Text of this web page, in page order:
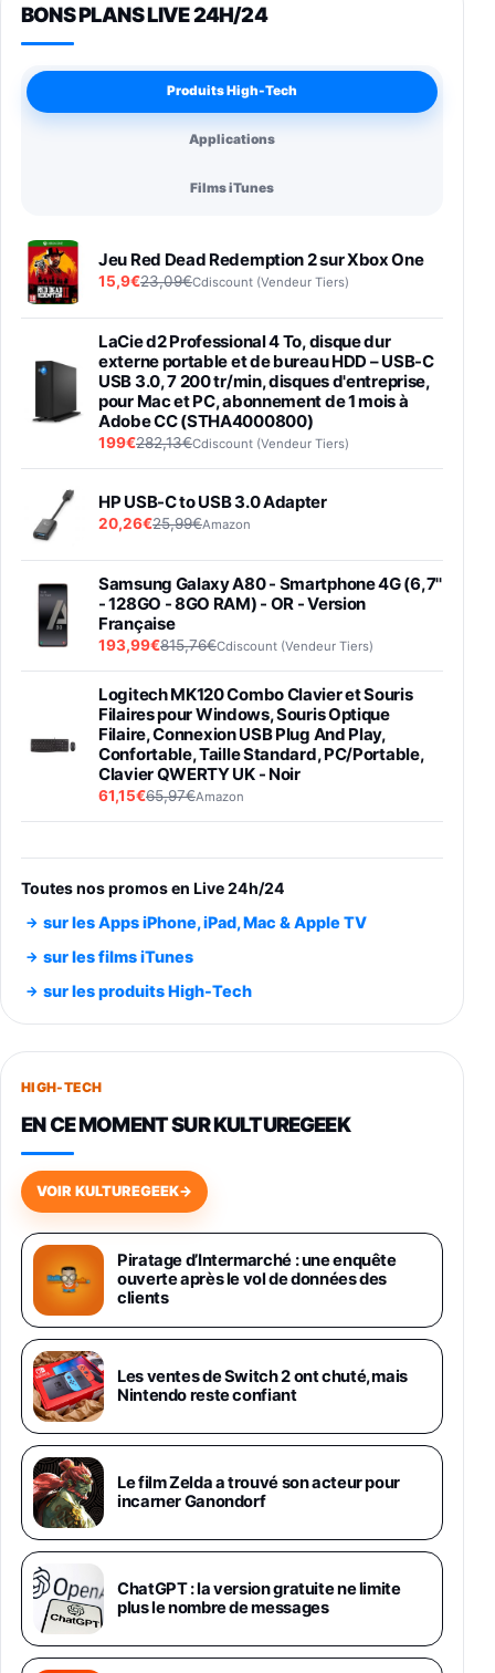
BONS PLANS LIVE 24H/24
Produits High-Tech
Applications
Films iTunes
Jeu Red Dead Redemption 2 sur Xbox One
15,9€23,09€Cdiscount (Vendeur Tiers)
LaCie d2 Professional 4 To, disque dur
externe portable et de bureau HDD – USB-C
USB 3.0, 7 200 tr/min, disques d'entreprise,
pour Mac et PC, abonnement de 1 mois à
Adobe CC (STHA4000800)
199€282,13€Cdiscount (Vendeur Tiers)
HP USB-C to USB 3.0 Adapter
20,26€25,99€Amazon
Samsung Galaxy A80 - Smartphone 4G (6,7''
- 128GO - 8GO RAM) - OR - Version
Française
193,99€815,76€Cdiscount (Vendeur Tiers)
Logitech MK120 Combo Clavier et Souris
Filaires pour Windows, Souris Optique
Filaire, Connexion USB Plug And Play,
Confortable, Taille Standard, PC/Portable,
Clavier QWERTY UK - Noir
61,15€65,97€Amazon
entraénement direct 3 vitesses (33-45-78
trs/min) avec pre-ampli intégré et port USB
Smartphone SAMSUNG Galaxy S26 Ultra
891,99€1199€Fnac (Vendeur Tiers)
Smartphone SAMSUNG Galaxy S26+ Violet
749,99€
648,63€834,71€
Samsung Galaxy Miracle Ultra, Smartphone
Android 5G avec Galaxy AI, 512 Go,
Chargeur Secteur Rapide 25W Inclus,
Smartphone déverrouillé, Noir, Version FR
1019€
Galaxy S26 Ultra 512 Go Bleu
1019€1399€ Fnac (Vendeur Tiers)
Galaxy S26 Ultra 256 Go Violet
892€1199€Fnac (Vendeur Tiers)
Philips SHK2000BL - Casque Enfant - Bleu &
Répartiteur Audio 5 Casques, Blanc
24,94€29,96€Fnac (Vendeur Tiers)
Asus RT-AC59U Routeur sans Fil Double
Bande Gigabit (Serveur et Client VPN, Triple
Toutes nos promos en Live 24h/24
sur les Apps iPhone, iPad, Mac & Apple TV
sur les films iTunes
sur les produits High-Tech
HIGH-TECH
EN CE MOMENT SUR KULTUREGEEK
VOIR KULTUREGEEK→
Piratage d’Intermarché : une enquête
ouverte après le vol de données des
clients
Les ventes de Switch 2 ont chuté, mais
Nintendo reste confiant
Le film Zelda a trouvé son acteur pour
incarner Ganondorf
ChatGPT : la version gratuite ne limite
plus le nombre de messages